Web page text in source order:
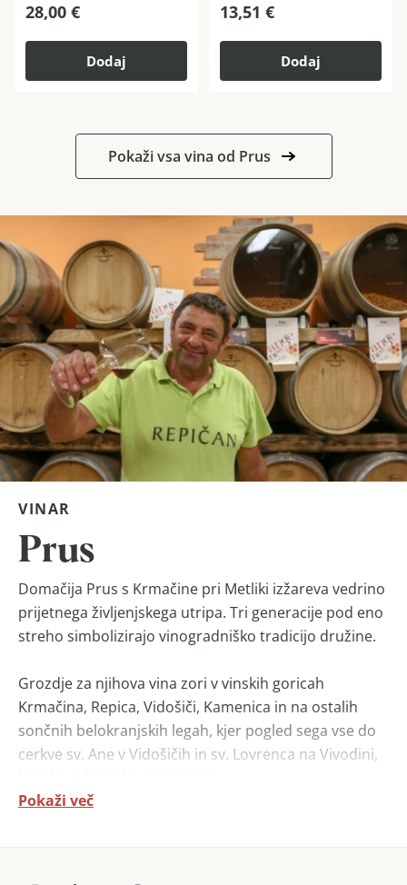
VINAR
Prus
Domačija Prus s Krmačine pri Metliki izžareva vedrino
prijetnega življenjskega utripa. Tri generacije pod eno
streho simbolizirajo vinogradniško tradicijo družine.
Grozdje za njihova vina zori v vinskih goricah
Krmačina, Repica, Vidošiči, Kamenica in na ostalih
sončnih belokranjskih legah, kjer pogled sega vse do
cerkve sv. Ane v Vidošičih in sv. Lovrenca na Vivodini,
Pokaži več
28,00 €
Dodaj
13,51 €
Dodaj
Pokaži vsa vina od Prus